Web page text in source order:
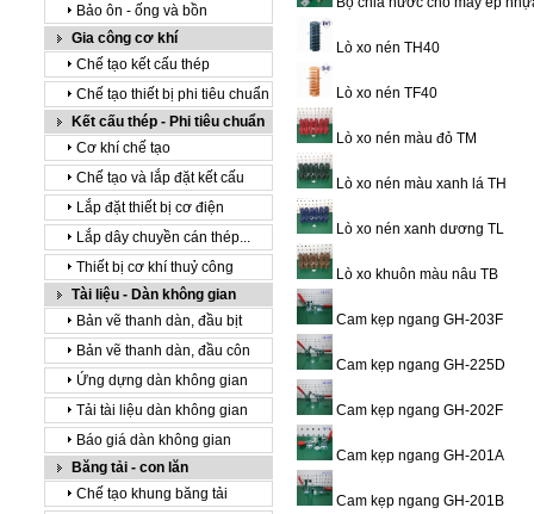
Bảo ôn - ống và bồn
Gia công cơ khí
Chế tạo kết cấu thép
Chế tạo thiết bị phi tiêu chuẩn
Kết cấu thép - Phi tiêu chuẩn
Cơ khí chế tạo
Chế tạo và lắp đặt kết cấu
Lắp đặt thiết bị cơ điện
Lắp dây chuyền cán thép...
Thiết bị cơ khí thuỷ công
Tài liệu - Dàn không gian
Bản vẽ thanh dàn, đầu bịt
Bản vẽ thanh dàn, đầu côn
Ứng dựng dàn không gian
Tải tài liệu dàn không gian
Báo giá dàn không gian
Băng tải - con lăn
Chế tạo khung băng tải
Lò xo nén TH40
Lò xo nén TF40
Lò xo nén màu đỏ TM
Lò xo nén màu xanh lá TH
Lò xo nén xanh dương TL
Lò xo khuôn màu nâu TB
Cam kẹp ngang GH-203F
Cam kẹp ngang GH-225D
Cam kẹp ngang GH-202F
Cam kẹp ngang GH-201A
Cam kẹp ngang GH-201B